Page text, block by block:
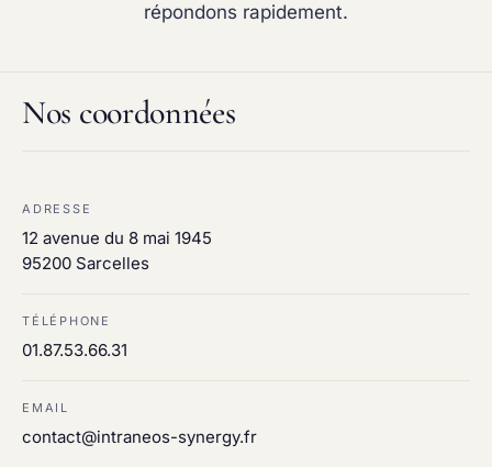
répondons rapidement.
Nos coordonnées
ADRESSE
12 avenue du 8 mai 1945
95200 Sarcelles
TÉLÉPHONE
01.87.53.66.31
EMAIL
contact@intraneos-synergy.fr